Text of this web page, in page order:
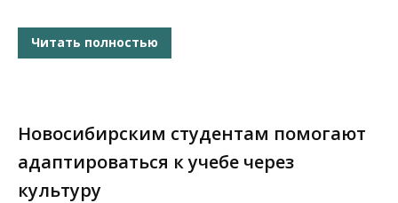
Читать полностью
Новосибирским студентам помогают
адаптироваться к учебе через
культуру